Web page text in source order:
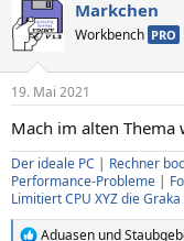
Markchen
Workbench PRO
19. Mai 2021
Mach im alten Thema
Der ideale PC | Rechner
Performance-Probleme |
Limitiert CPU XYZ die Graka
Aduasen und